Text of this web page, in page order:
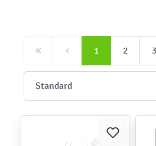
1 2 3